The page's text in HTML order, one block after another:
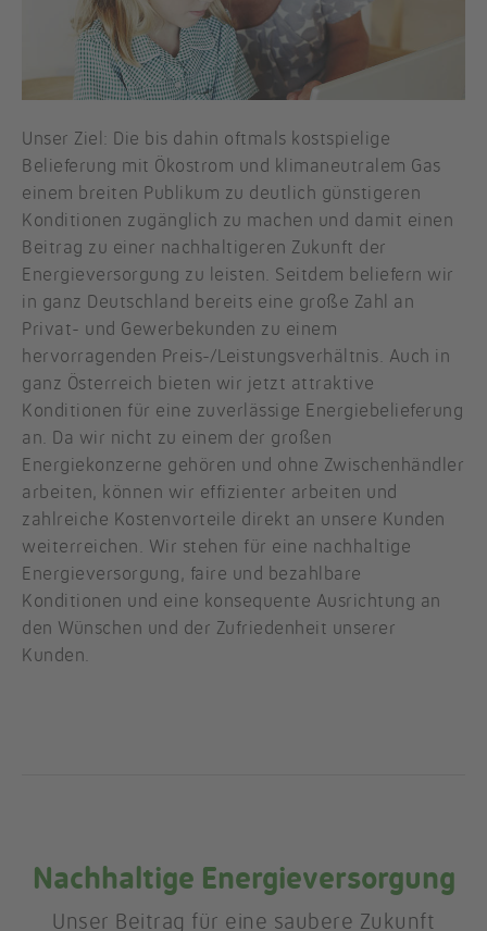
Unser Ziel: Die bis dahin oftmals kostspielige
Belieferung mit Ökostrom und klimaneutralem Gas
einem breiten Publikum zu deutlich günstigeren
Konditionen zugänglich zu machen und damit einen
Beitrag zu einer nachhaltigeren Zukunft der
Energieversorgung zu leisten. Seitdem beliefern wir
in ganz Deutschland bereits eine große Zahl an
Privat- und Gewerbekunden zu einem
hervorragenden Preis-/Leistungsverhältnis. Auch in
ganz Österreich bieten wir jetzt attraktive
Konditionen für eine zuverlässige Energiebelieferung
an. Da wir nicht zu einem der großen
Energiekonzerne gehören und ohne Zwischenhändler
arbeiten, können wir effizienter arbeiten und
zahlreiche Kostenvorteile direkt an unsere Kunden
weiterreichen. Wir stehen für eine nachhaltige
Energieversorgung, faire und bezahlbare
Konditionen und eine konsequente Ausrichtung an
den Wünschen und der Zufriedenheit unserer
Kunden.
Nachhaltige Energieversorgung
Unser Beitrag für eine saubere Zukunft